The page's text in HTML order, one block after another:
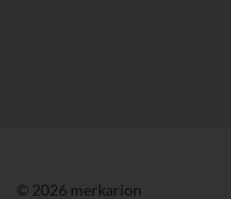
© 2026 merkarion